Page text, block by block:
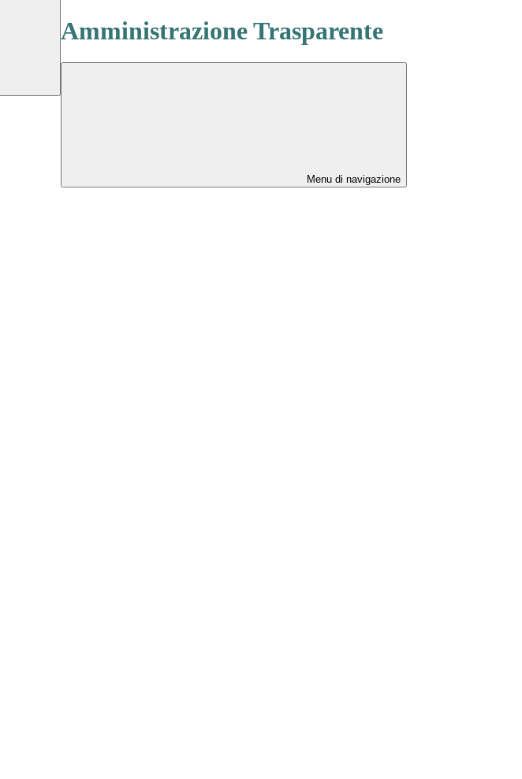
Amministrazione Trasparente
Menu di navigazione